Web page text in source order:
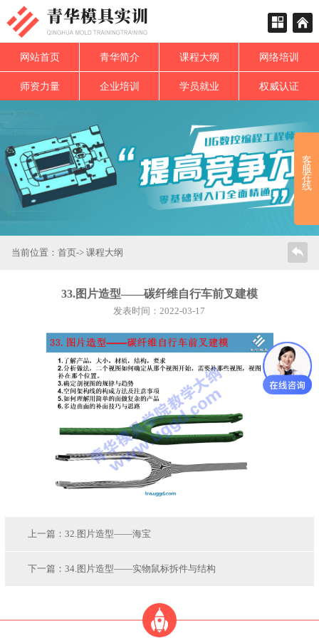
网站首页 青华简介 课程大纲 网络培训
师资力量 企业培训 学员就业 权威认证
当前位置： 首页-> 课程大纲
33.图片造型——碳纤维自行车前叉建模
发表时间：2022-03-17
上一篇： 32.图片造型——海宝
下一篇： 34.图片造型——实物鼠标拆件与结构
客
服
在
线